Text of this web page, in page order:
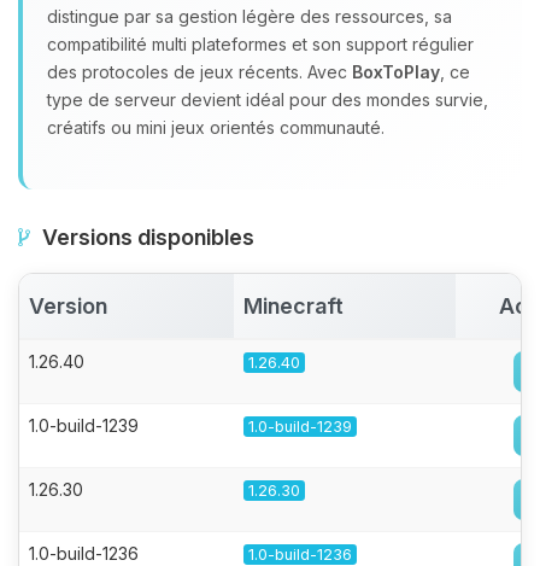
distingue par sa gestion légère des ressources, sa
compatibilité multi plateformes et son support régulier
des protocoles de jeux récents. Avec BoxToPlay , ce
type de serveur devient idéal pour des mondes survie,
créatifs ou mini jeux orientés communauté.
Versions disponibles
Version Minecraft
1.26.40 1.26.40
1.0-build-1239 1.0-build-1239
1.26.30 1.26.30
1.0-build-1236 1.0-build-1236
09/08/2026 à 10:32